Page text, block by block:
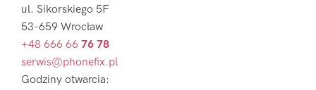
ul. Sikorskiego 5F
53-659 Wrocław
+48 666 66 76 78
serwis@phonefix.pl
Godziny otwarcia: